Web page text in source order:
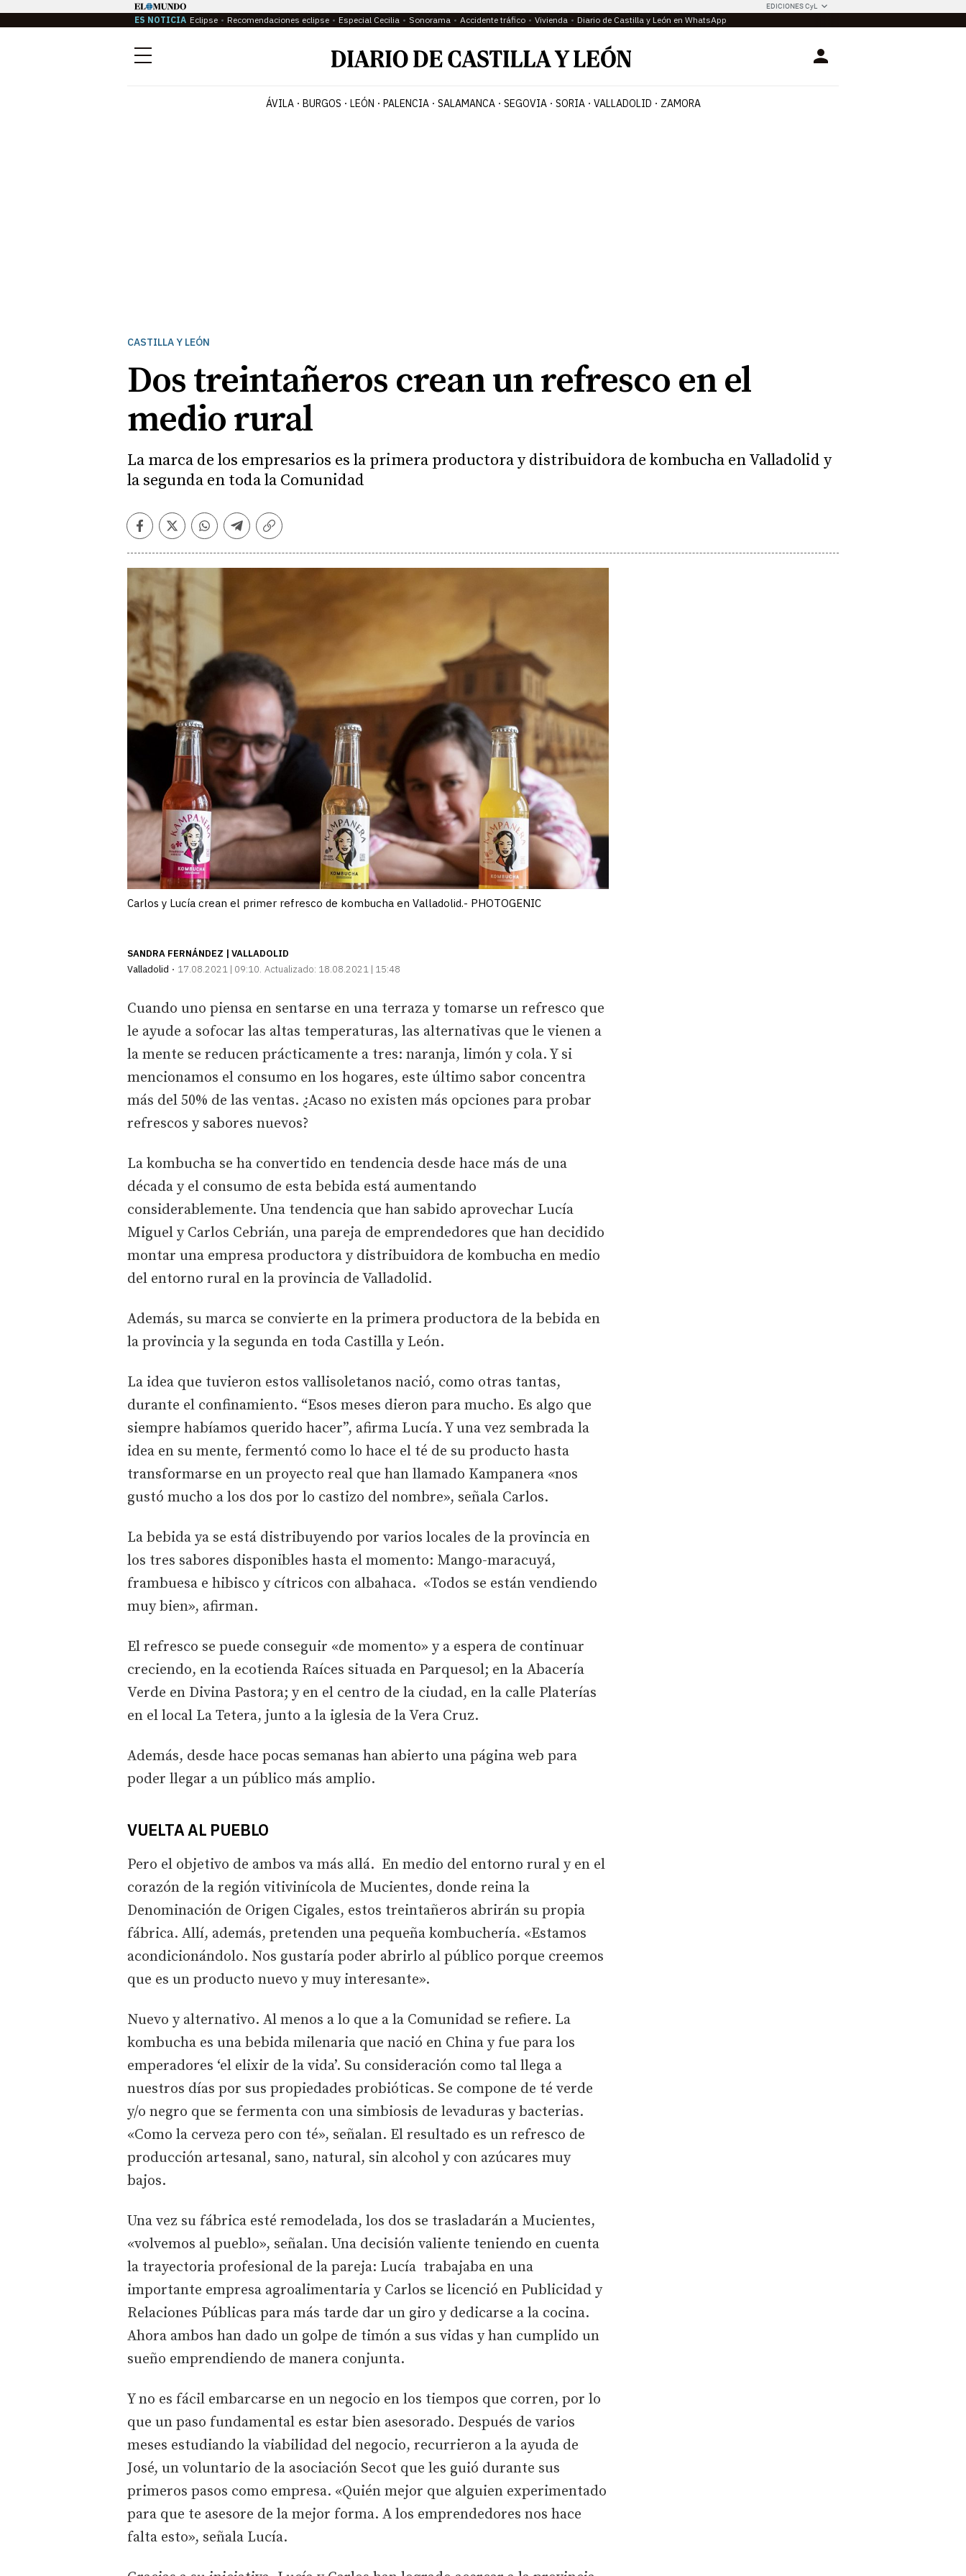
EDICIONES CyL
ES NOTICIA Eclipse Recomendaciones eclipse Especial Cecilia Sonorama Accidente tráfico Vivienda Diario de Castilla y León en WhatsApp
Menú Login
ÁVILA BURGOS LEÓN PALENCIA SALAMANCA SEGOVIA SORIA VALLADOLID ZAMORA
CASTILLA Y LEÓN
Dos treintañeros crean un refresco en el
medio rural
La marca de los empresarios es la primera productora y distribuidora de kombucha en Valladolid y
la segunda en toda la Comunidad
Facebook
TwitterWhatsapp
Telegram
Copiar
Carlos y Lucía crean el primer refresco de kombucha en Valladolid.- PHOTOGENIC
SANDRA FERNÁNDEZ | VALLADOLID
Valladolid
17.08.2021 | 09:10 Actualizado: 18.08.2021 | 15:48
Cuando uno piensa en sentarse en una terraza y tomarse un refresco que
le ayude a sofocar las altas temperaturas, las alternativas que le vienen a
la mente se reducen prácticamente a tres: naranja, limón y cola. Y si
mencionamos el consumo en los hogares, este último sabor concentra
más del 50% de las ventas. ¿Acaso no existen más opciones para probar
refrescos y sabores nuevos?
La kombucha se ha convertido en tendencia desde hace más de una
década y el consumo de esta bebida está aumentando
considerablemente. Una tendencia que han sabido aprovechar Lucía
Miguel y Carlos Cebrián, una pareja de emprendedores que han decidido
montar una empresa productora y distribuidora de kombucha en medio
del entorno rural en la provincia de Valladolid.
Además, su marca se convierte en la primera productora de la bebida en
la provincia y la segunda en toda Castilla y León.
La idea que tuvieron estos vallisoletanos nació, como otras tantas,
durante el confinamiento. “Esos meses dieron para mucho. Es algo que
siempre habíamos querido hacer”, afirma Lucía. Y una vez sembrada la
idea en su mente, fermentó como lo hace el té de su producto hasta
transformarse en un proyecto real que han llamado Kampanera «nos
gustó mucho a los dos por lo castizo del nombre», señala Carlos.
La bebida ya se está distribuyendo por varios locales de la provincia en
los tres sabores disponibles hasta el momento: Mango-maracuyá,
frambuesa e hibisco y cítricos con albahaca. «Todos se están vendiendo
muy bien», afirman.
El refresco se puede conseguir «de momento» y a espera de continuar
creciendo, en la ecotienda Raíces situada en Parquesol; en la Abacería
Verde en Divina Pastora; y en el centro de la ciudad, en la calle Platerías
en el local La Tetera, junto a la iglesia de la Vera Cruz.
Además, desde hace pocas semanas han abierto una página web para
poder llegar a un público más amplio.
VUELTA AL PUEBLO
Pero el objetivo de ambos va más allá. En medio del entorno rural y en el
corazón de la región vitivinícola de Mucientes, donde reina la
Denominación de Origen Cigales, estos treintañeros abrirán su propia
fábrica. Allí, además, pretenden una pequeña kombuchería. «Estamos
acondicionándolo. Nos gustaría poder abrirlo al público porque creemos
que es un producto nuevo y muy interesante».
Nuevo y alternativo. Al menos a lo que a la Comunidad se refiere. La
kombucha es una bebida milenaria que nació en China y fue para los
emperadores ‘el elixir de la vida’. Su consideración como tal llega a
nuestros días por sus propiedades probióticas. Se compone de té verde
y/o negro que se fermenta con una simbiosis de levaduras y bacterias.
«Como la cerveza pero con té», señalan. El resultado es un refresco de
producción artesanal, sano, natural, sin alcohol y con azúcares muy
bajos.
Una vez su fábrica esté remodelada, los dos se trasladarán a Mucientes,
«volvemos al pueblo», señalan. Una decisión valiente teniendo en cuenta
la trayectoria profesional de la pareja: Lucía trabajaba en una
importante empresa agroalimentaria y Carlos se licenció en Publicidad y
Relaciones Públicas para más tarde dar un giro y dedicarse a la cocina.
Ahora ambos han dado un golpe de timón a sus vidas y han cumplido un
sueño emprendiendo de manera conjunta.
Y no es fácil embarcarse en un negocio en los tiempos que corren, por lo
que un paso fundamental es estar bien asesorado. Después de varios
meses estudiando la viabilidad del negocio, recurrieron a la ayuda de
José, un voluntario de la asociación Secot que les guió durante sus
primeros pasos como empresa. «Quién mejor que alguien experimentado
para que te asesore de la mejor forma. A los emprendedores nos hace
falta esto», señala Lucía.